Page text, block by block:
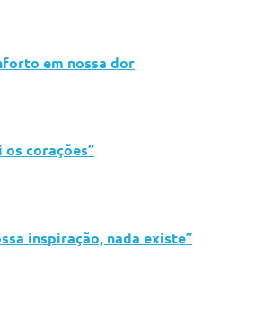
em nossa dor
os corações”
inspiração, nada existe”